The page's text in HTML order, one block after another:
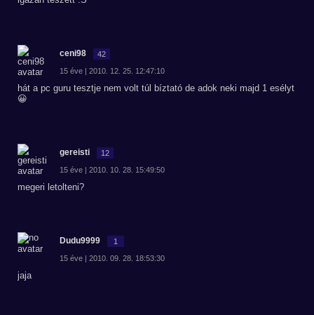
ceni98 42
15 éve | 2010. 12. 25. 12:47:10
hát a pc guru tesztje nem volt túl bíztató de adok neki majd 1 esélyt
😀
gereisti 12
15 éve | 2010. 10. 28. 15:49:50
megeri letolteni?
Dudu9999 1
15 éve | 2010. 09. 28. 18:53:30
jaja